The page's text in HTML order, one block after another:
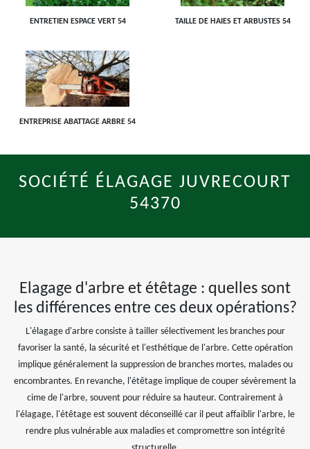
ENTRETIEN ESPACE VERT 54 TAILLE DE HAIES ET ARBUSTES 54
ENTREPRISE ABATTAGE ARBRE 54
SOCIÉTÉ ÉLAGAGE JUVRECOURT
54370
Elagage d'arbre et étêtage : quelles sont
les différences entre ces deux opérations?
L'élagage d'arbre consiste à tailler sélectivement les branches pour
favoriser la santé, la sécurité et l'esthétique de l'arbre. Cette opération
implique généralement la suppression de branches mortes, malades ou
encombrantes. En revanche, l'étêtage implique de couper sévèrement la
cime de l'arbre, souvent pour réduire sa hauteur. Contrairement à
l'élagage, l'étêtage est souvent déconseillé car il peut affaiblir l'arbre, le
rendre plus vulnérable aux maladies et compromettre son intégrité